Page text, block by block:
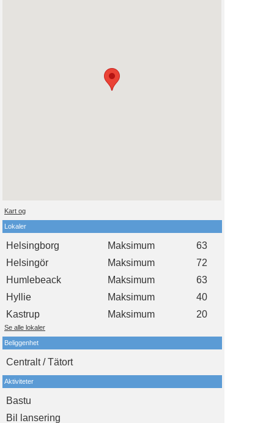
Kart og
Lokaler
Helsingborg Maksimum
63
Helsingör
Maksimum
72
Humlebeack
Maksimum
63
Hyllie
Maksimum
40
Kastrup
Maksimum 20
Se alle lokaler
Beliggenhet
Centralt / Tätort
Aktiviteter
Bastu
Bil lansering